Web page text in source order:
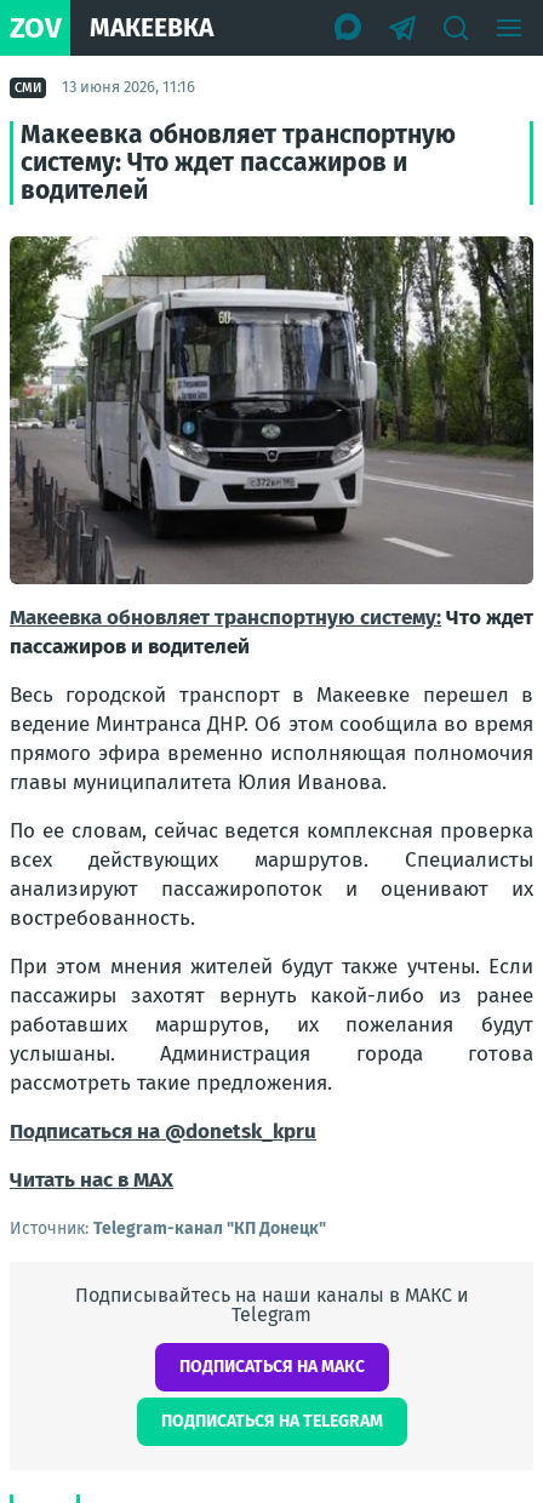
ZOV МАКЕЕВКА
СМИ 13 июня 2026, 11:16
Макеевка обновляет транспортную
систему: Что ждет пассажиров и
водителей
Макеевка обновляет транспортную систему:Что ждет
пассажиров и водителей
Весь городской транспорт в Макеевке перешел в
ведение Минтранса ДНР. Об этом сообщила во время
прямого эфира временно исполняющая полномочия
главы муниципалитета Юлия Иванова.
По ее словам, сейчас ведется комплексная проверка
всех действующих маршрутов. Специалисты
анализируют пассажиропоток и оценивают их
востребованность.
При этом мнения жителей будут также учтены. Если
пассажиры захотят вернуть какой-либо из ранее
работавших маршрутов, их пожелания будут
услышаны. Администрация города готова
рассмотреть такие предложения.
Подписаться на @donetsk_kpru
Читать нас в МАХ
Источник: Telegram-канал "КП Донецк"
Подписывайтесь на наши каналы в МАКС и
Telegram
ПОДПИСАТЬСЯ НА МАКС
ПОДПИСАТЬСЯ НА TELEGRAM